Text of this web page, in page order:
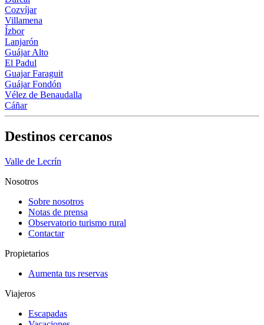
Cozvíjar
Villamena
Ízbor
Lanjarón
Guájar Alto
El Padul
Guajar Faraguit
Guájar Fondón
Vélez de Benaudalla
Cáñar
Destinos cercanos
Valle de Lecrín
Nosotros
Sobre nosotros
Notas de prensa
Observatorio turismo rural
Contactar
Propietarios
Aumenta tus reservas
Viajeros
Escapadas